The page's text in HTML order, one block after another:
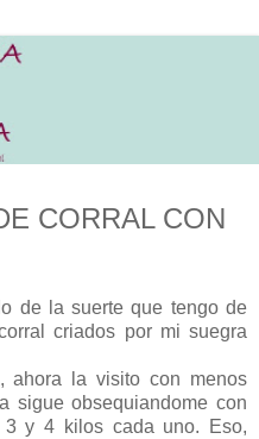
CORRAL CON
de la suerte que tengo de
criados por mi suegra
ahora la visito con menos
sigue obsequiandome con
y 4 kilos cada uno. Eso,